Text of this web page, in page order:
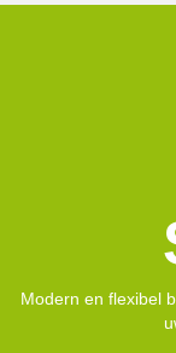
Modern en flexibel